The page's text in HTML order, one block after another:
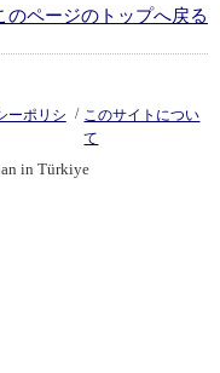
のページのトップへ戻る
ーポリシ
/ このサイトについ
て
in Türkiye